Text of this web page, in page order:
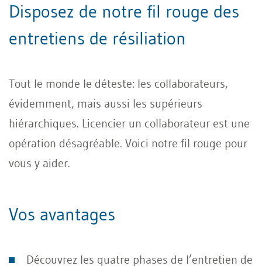
Disposez de notre fil rouge des
entretiens de résiliation
Tout le monde le déteste: les collaborateurs,
évidemment, mais aussi les supérieurs
hiérarchiques. Licencier un collaborateur est une
opération désagréable. Voici notre fil rouge pour
vous y aider.
Vos avantages
Découvrez les quatre phases de l’entretien de